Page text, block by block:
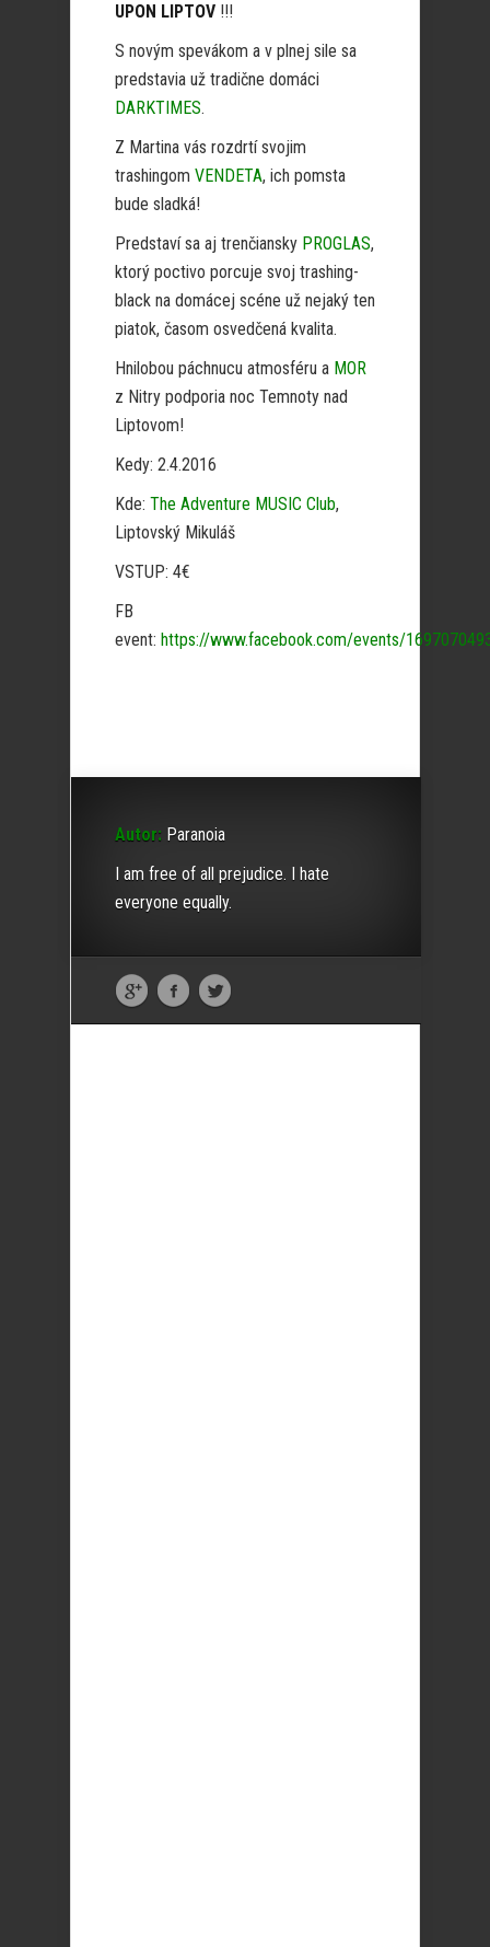
UPON LIPTOV !!!
S novým spevákom a v plnej sile sa
predstavia už tradične domáci
DARKTIMES.
Z Martina vás rozdrtí svojim
trashingom VENDETA, ich pomsta
bude sladká!
Predstaví sa aj trenčiansky PROGLAS,
ktorý poctivo porcuje svoj trashing-
black na domácej scéne už nejaký ten
piatok, časom osvedčená kvalita.
Hnilobou páchnucu atmosféru a MOR
z Nitry podporia noc Temnoty nad
Liptovom!
Kedy: 2.4.2016
Kde: The Adventure MUSIC Club,
Liptovský Mikuláš
VSTUP: 4€
FB
event: https://www.facebook.com/events/
Autor: Paranoia
I am free of all prejudice. I hate
everyone equally.